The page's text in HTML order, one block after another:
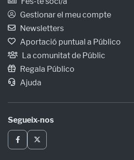
Gestionar el meu compte
Newsletters
Aportació puntual a Público
La comunitat de Públic
Regala Público
Ajuda
Segueix-nos